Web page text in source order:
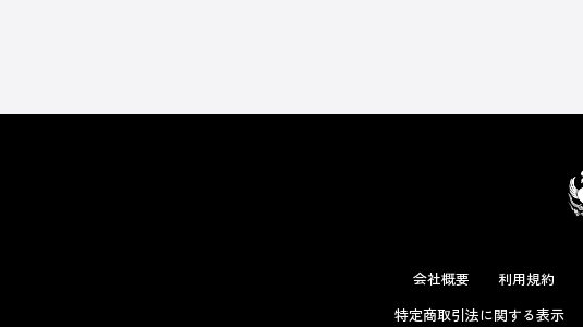
会社概要 利用規約
特定商取引法に関する表示